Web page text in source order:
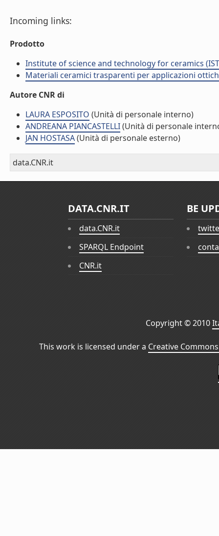
Incoming links:
Prodotto
Institute of science and technology for ceramics
Materiali ceramici trasparenti per applicazioni
Autore CNR di
LAURA ESPOSITO (Unità di personale interno)
ANDREANA PIANCASTELLI(Unità di personale
JAN HOSTASA(Unità di personale esterno)
data.CNR.it
DATA.CNR.IT
data.CNR.it
SPARQL Endpoint
CNR.it
BE
Copyright © 2010
This work is licensed under a Creative